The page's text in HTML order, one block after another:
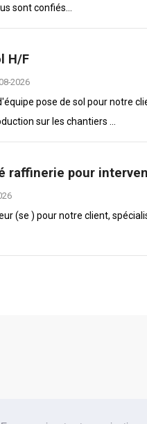
sont confiés...
H/F
2026
pose de sol pour notre
sur les chantiers ...
raffinerie pour
(se ) pour notre client,